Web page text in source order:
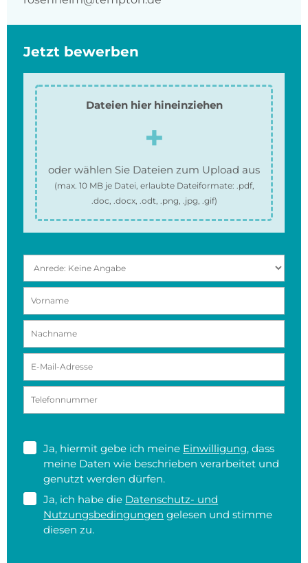
Jetzt bewerben
Dateien hier hineinziehen
oder wählen Sie Dateien zum Upload aus
(max. 10 MBje Datei, erlaubte Dateiformate: .pdf,
.doc, .docx, .odt, .png, .jpg, .gif)
Ja, hiermit gebe ich meine Einwilligung, dass
meine Daten wie beschrieben verarbeitet und
genutzt werden dürfen.
Ja, ich habe die Datenschutz- und
Nutzungsbedingungen gelesen und stimme
diesen zu.